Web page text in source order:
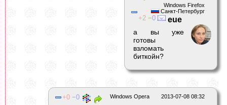
Windows Firefox
Санкт-Петербург
2 0 eue
а вы уже
готовы
взломать
биткойн?
2013-07-08 08:32
Windows Opera
0 0